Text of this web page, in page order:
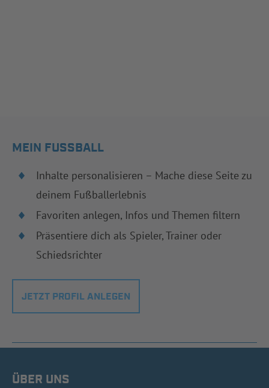
MEIN FUSSBALL
Inhalte personalisieren – Mache diese Seite zu
deinem Fußballerlebnis
Favoriten anlegen, Infos und Themen filtern
Präsentiere dich als Spieler, Trainer oder
Schiedsrichter
JETZT PROFIL ANLEGEN
ÜBER UNS